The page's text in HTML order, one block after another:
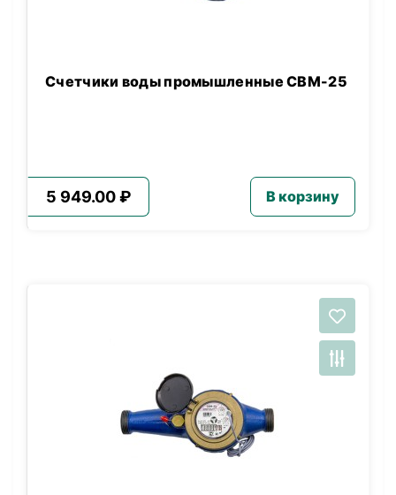
Счетчики воды промышленные СВМ-25
5 949.00 ₽ В корзину